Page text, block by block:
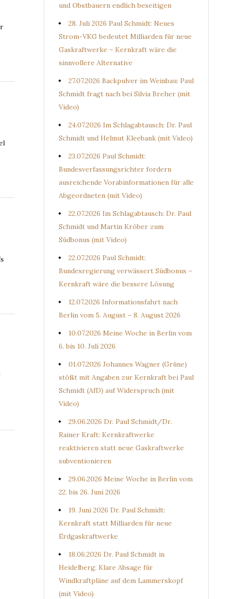
und Obstbauern endlich beseitigen
28. Juli 2026 Paul Schmidt: Neues
Strom-VKG bedeutet Milliarden für neue
Gaskraftwerke – Kernkraft wäre die
sinnvollere Alternative
27.07.2026 Backpulver im Weinbau: Paul
Schmidt fragt nach bei Silvia Breher (mit
Video)
24.07.2026 Im Schlagabtausch: Dr. Paul
Schmidt und Helmut Kleebank (mit Video)
23.07.2026 Paul Schmidt:
Bundesverfassungsrichter fordern
ausreichende Vorabinformationen für alle
Abgeordneten (mit Video)
22.07.2026 Im Schlagabtausch: Dr. Paul
Schmidt und Martin Kröber zum
Südbonus (mit Video)
22.07.2026 Paul Schmidt:
Bundesregierung verwässert Südbonus –
Kernkraft wäre die bessere Lösung
12.07.2026 Informationsfahrt nach
Berlin vom 5. August – 8. August 2026
10.07.2026 Meine Woche in Berlin vom
6. bis 10. Juli 2026
01.07.2026 Johannes Wagner (Grüne)
stößt mit Angaben zur Kernkraft bei Paul
Schmidt (AfD) auf Widerspruch (mit
Video)
29.06.2026 Dr. Paul Schmidt/Dr.
Rainer Kraft: Kernkraftwerke
reaktivieren statt neue Gaskraftwerke
subventionieren
29.06.2026 Meine Woche in Berlin vom
22. bis 26. Juni 2026
19. Juni 2026 Dr. Paul Schmidt:
Kernkraft statt Milliarden für neue
Erdgaskraftwerke
18.06.2026 Dr. Paul Schmidt in
Heidelberg: Klare Absage für
Windkraftpläne auf dem Lammerskopf
(mit Video)